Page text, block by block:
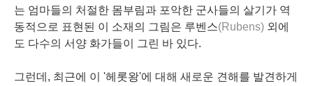
는 엄마들의 처절한 몸부림과 포악한 군사들의 살기가 역
동적으로 표현된 이 소재의 그림은 루벤스(Rubens) 외에
도 다수의 서양 화가들이 그린 바 있다.
그런데, 최근에 이 '헤롯왕'에 대해 새로운 견해를 발견하게